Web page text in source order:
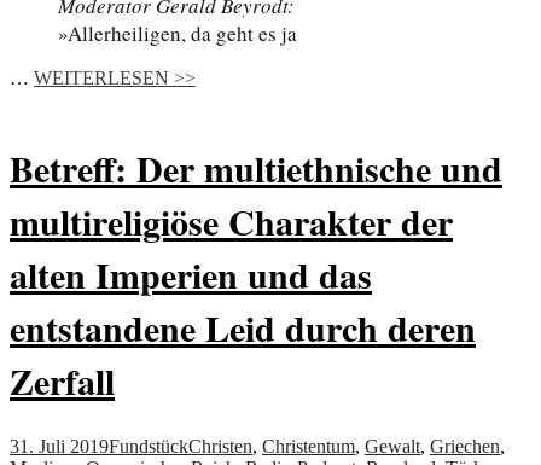
»Allerheiligen, da geht es ja
… WEITERLESEN >>
Betreff: Der multiethnische und
multireligiöse Charakter der
alten Imperien und das
entstandene Leid durch deren
Zerfall
31. Juli 2019FundstückChristen, Christentum, Gewalt, Griechen,